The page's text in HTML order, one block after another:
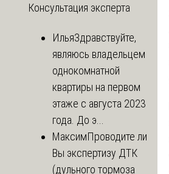
Консультация эксперта
ИльяЗдравствуйте,
являюсь владельцем
однокомнатной
квартиры на первом
этаже с августа 2023
года. До э...
МаксимПроводите ли
Вы экспертизу ДТК
(дульного тормоза